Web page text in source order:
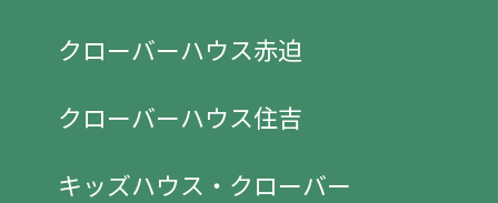
クローバーハウス赤迫
クローバーハウス住吉
キッズハウス・クローバー